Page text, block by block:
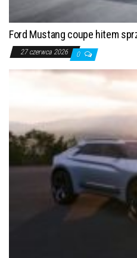
Ford Mustang coupe hitem
27 czerwca 2026 0